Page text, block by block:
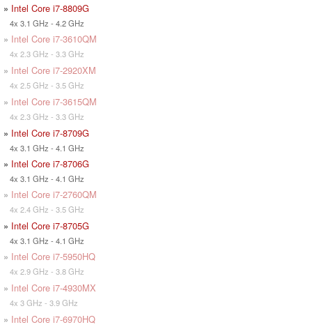
» Intel Core i7-8809G
4x 3.1 GHz - 4.2 GHz
» Intel Core i7-3610QM
4x 2.3 GHz - 3.3 GHz
» Intel Core i7-2920XM
4x 2.5 GHz - 3.5 GHz
» Intel Core i7-3615QM
4x 2.3 GHz - 3.3 GHz
» Intel Core i7-8709G
4x 3.1 GHz - 4.1 GHz
» Intel Core i7-8706G
4x 3.1 GHz - 4.1 GHz
» Intel Core i7-2760QM
4x 2.4 GHz - 3.5 GHz
» Intel Core i7-8705G
4x 3.1 GHz - 4.1 GHz
» Intel Core i7-5950HQ
4x 2.9 GHz - 3.8 GHz
» Intel Core i7-4930MX
4x 3 GHz - 3.9 GHz
» Intel Core i7-6970HQ